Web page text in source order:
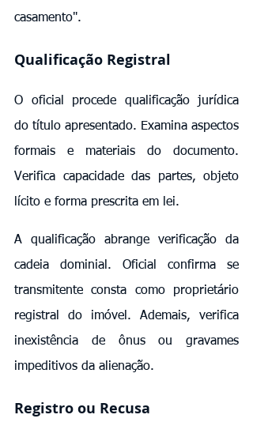
casamento".
Qualificação Registral
O oficial procede qualificação jurídica
do título apresentado. Examina aspectos
formais e materiais do documento.
Verifica capacidade das partes, objeto
lícito e forma prescrita em lei.
A qualificação abrange verificação da
cadeia dominial. Oficial confirma se
transmitente consta como proprietário
registral do imóvel. Ademais, verifica
inexistência de ônus ou gravames
impeditivos da alienação.
Registro ou Recusa